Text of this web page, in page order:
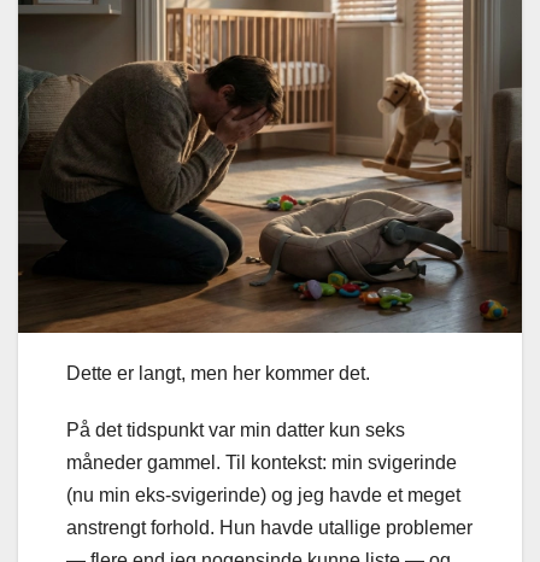
Dette er langt, men her kommer det.
På det tidspunkt var min datter kun seks
måneder gammel. Til kontekst: min svigerinde
(nu min eks-svigerinde) og jeg havde et meget
anstrengt forhold. Hun havde utallige problemer